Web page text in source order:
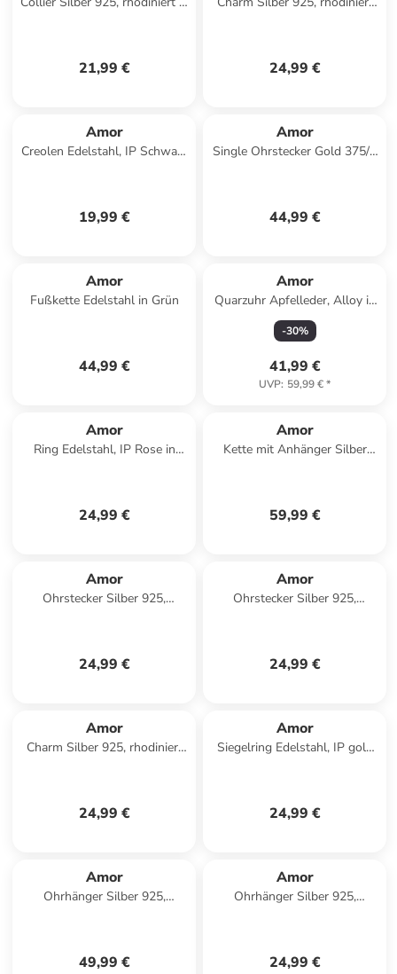
21,99 € 24,99 €
Amor
Creolen Edelstahl, IP Schwarz
19,99 €
Amor
Single Ohrstecker Gold 375/9
44,99 €
Amor
Fußkette Edelstahl in Grün
44,99 €
Amor
Quarzuhr Apfelleder, Alloy in
Gold
-30%
41,99 €
UVP: 59,99 €*
Amor
Ring Edelstahl, IP Rose in
24,99 €
Amor
Kette mit Anhänger Silber
59,99 €
Amor
Ohrstecker Silber 925,
24,99 €
Amor
Ohrstecker Silber 925,
24,99 €
Amor
Charm Silber 925, rhodiniert
24,99 €
Amor
Siegelring Edelstahl, IP gold
24,99 €
Amor
Ohrhänger Silber 925,
49,99 €
Amor
Ohrhänger Silber 925,
24,99 €